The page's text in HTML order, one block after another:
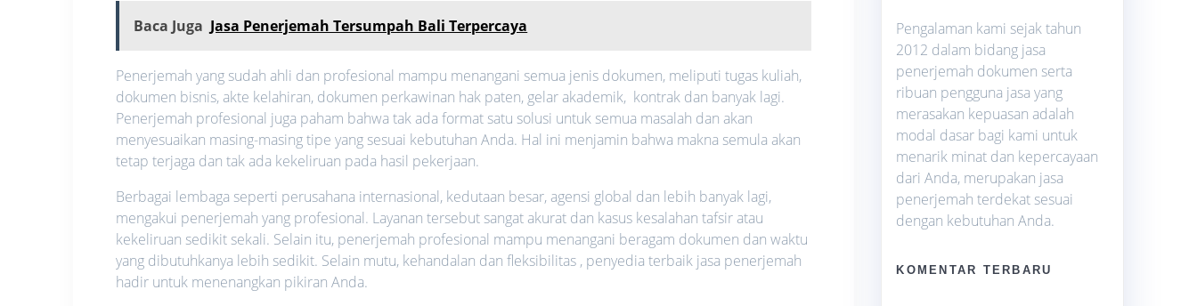
Baca Juga Jasa Penerjemah Tersumpah Bali Terpercaya
Penerjemah yang sudah ahli dan profesional mampu menangani semua jenis dokumen, meliputi tugas kuliah,
dokumen bisnis, akte kelahiran, dokumen perkawinan hak paten, gelar akademik, kontrak dan banyak lagi.
Penerjemah profesional juga paham bahwa tak ada format satu solusi untuk semua masalah dan akan
menyesuaikan masing-masing tipe yang sesuai kebutuhan Anda. Hal ini menjamin bahwa makna semula akan
tetap terjaga dan tak ada kekeliruan pada hasil pekerjaan.
Berbagai lembaga seperti perusahana internasional, kedutaan besar, agensi global dan lebih banyak lagi,
mengakui penerjemah yang profesional. Layanan tersebut sangat akurat dan kasus kesalahan tafsir atau
kekeliruan sedikit sekali. Selain itu, penerjemah profesional mampu menangani beragam dokumen dan waktu
yang dibutuhkanya lebih sedikit. Selain mutu, kehandalan dan fleksibilitas , penyedia terbaik jasa penerjemah
hadir untuk menenangkan pikiran Anda.
Pengalaman kami sejak tahun
2012 dalam bidang jasa
penerjemah dokumen serta
ribuan pengguna jasa yang
merasakan kepuasan adalah
modal dasar bagi kami untuk
menarik minat dan kepercayaan
dari Anda, merupakan jasa
penerjemah terdekat sesuai
dengan kebutuhan Anda.
KOMENTAR TERBARU